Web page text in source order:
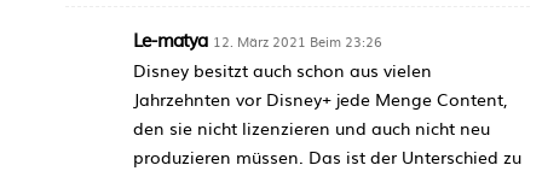
Le-matya 12. März 2021 Beim 23:26
Disney besitzt auch schon aus vielen
Jahrzehnten vor Disney+ jede Menge Content,
den sie nicht lizenzieren und auch nicht neu
produzieren müssen. Das ist der Unterschied zu